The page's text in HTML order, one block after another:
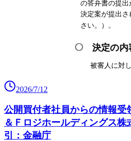
2026/7/12
公開買付者社員からの情報受
＆Ｆロジホールディングス株
引：金融庁